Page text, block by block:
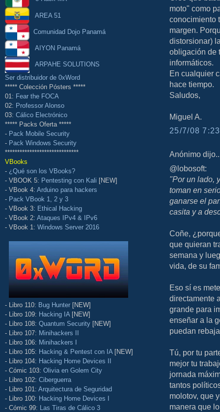
AREA 51
Comunidad Dojo Panamá
AIYON Panamá
ARPAHE SOLUTIONS
Ser distribuidor de 0xWord
***** Colección Pósters *****
01: Fear the FOCA
02: Professor Alonso
03: Cálico Electrónico
***** Packs Oferta *****
- Pack Mobile Security
- Pack Windows Security
******************************
VBooks
- ¿Qué son los VBooks?
- VBOOK 5: Pentesting con Kali [NEW]
- VBook 4: Arduino para hackers
- Pack VBook 1, 2 y 3
- VBook 3: Ethical Hacking
- VBook 2: Ataques IPv4 & IPv6
- VBook 1: Windows Server 2016
- Libro 110: Bug Hunter [NEW]
- Libro 109: Hacking IA [NEW]
- Libro 108: Quantum Security [NEW]
- Libro 107: Minihackers II
- Libro 106: Minihackers I
- Libro 105: Hacking & Pentest con IA [NEW]
- Libro 104: Hacking Home Devices II
- Cómic 103: Olivia en Golem City
- Libro 102: Ciberguerra
- Libro 101: Arquitectura de Seguridad
- Libro 100: Hacking Home Devices I
- Cómic 99: Las Tiras de Cálico 3
moto" como
conocimiento
margen.
distorsionar)
obligación de
informáticos.
En cualquier
hace tiempo.
Saludos,
Miguel A.
25/7/08
Anónimo
@lobosoft:
"Por un lado,
toman en
ganarse el
casita y a
Coñe,
que quieran
semana y
vida, de su
Eso sí es
directamente
grande para
enseñar a la
puedan
Tú, por tu
mejor tu
jornada
tantos
molotov, que
manera que